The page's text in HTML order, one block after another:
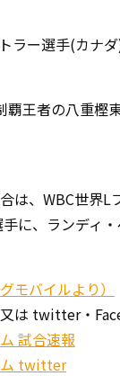
ラー選手(カナダ)
覇王者の八重樫
は、WBC世界L
に、ランディ
モバイルより）
は twitter・
試合速報
ム twitter